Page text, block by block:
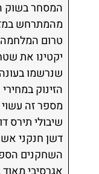
המסחר בשוק התירס
מהמתרחש במזרח
טרום המלחמה
יקטינו את שטחי
שנרשמו בעונה
הזינוק במחירי
מספר זה עשוי לקטון
שיבולי תירס דורשים
דשן חנקני אשר
השחקנים